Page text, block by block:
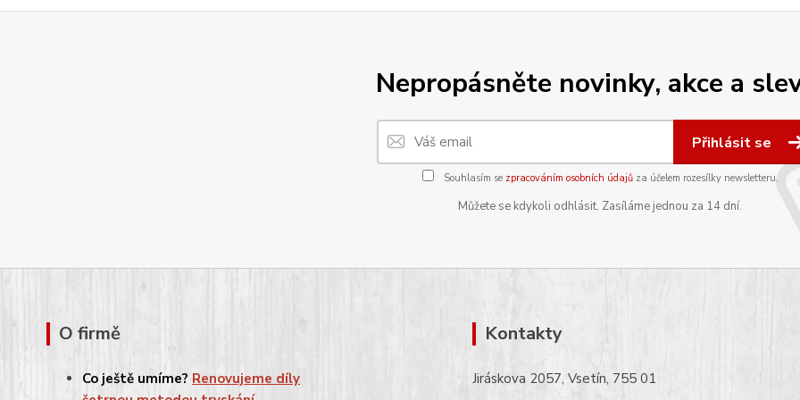
Nepropásněte novinky, akce a
Přihlásit se
Souhlasím se zpracováním osobních údajůza účelem rozesílky newsletteru.
Můžete se kdykoli odhlásit. Zasíláme jednou za 14 dní.
O firmě
Co ještě umíme? Renovujeme díly
Kontakty
Jiráskova 2057, Vsetín, 755 01